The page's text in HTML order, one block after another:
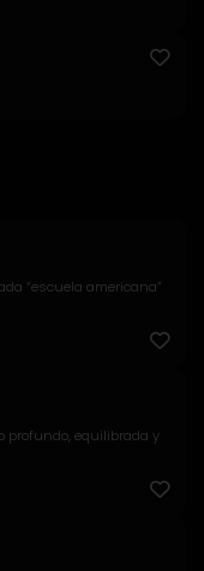
“escuela americana”
profundo, equilibrada y